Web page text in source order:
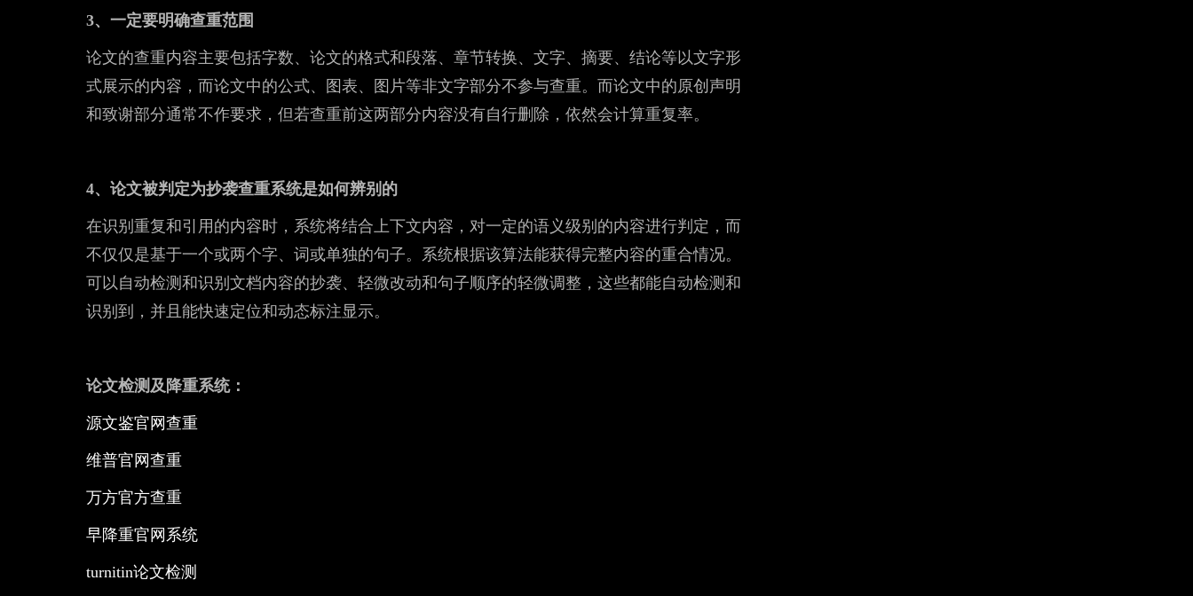
3、一定要明确查重范围
论文的查重内容主要包括字数、论文的格式和段落、章节转换、文字、摘要、结论等以文字形
式展示的内容，而论文中的公式、图表、图片等非文字部分不参与查重。而论文中的原创声明
和致谢部分通常不作要求，但若查重前这两部分内容没有自行删除，依然会计算重复率。
4、论文被判定为抄袭查重系统是如何辨别的
在识别重复和引用的内容时，系统将结合上下文内容，对一定的语义级别的内容进行判定，而
不仅仅是基于一个或两个字、词或单独的句子。系统根据该算法能获得完整内容的重合情况。
可以自动检测和识别文档内容的抄袭、轻微改动和句子顺序的轻微调整，这些都能自动检测和
识别到，并且能快速定位和动态标注显示。
论文检测及降重系统：
源文鉴官网查重
维普官网查重
万方官方查重
早降重官网系统
turnitin论文检测